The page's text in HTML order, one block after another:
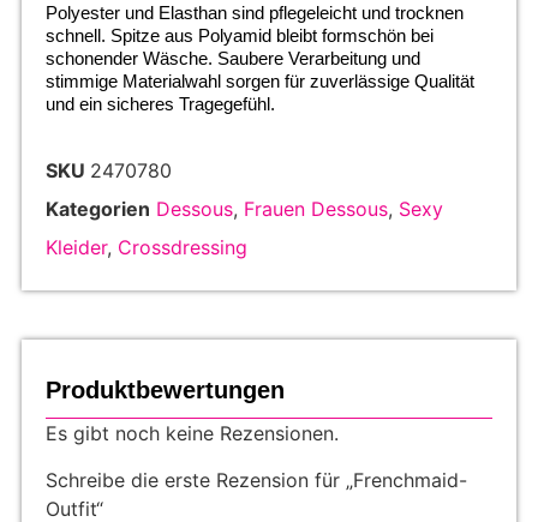
Polyester und Elasthan sind pflegeleicht und trocknen
schnell. Spitze aus Polyamid bleibt formschön bei
schonender Wäsche. Saubere Verarbeitung und
stimmige Materialwahl sorgen für zuverlässige Qualität
und ein sicheres Tragegefühl.
SKU 2470780
Kategorien Dessous, Frauen Dessous, Sexy
Kleider, Crossdressing
Produktbewertungen
Es gibt noch keine Rezensionen.
Schreibe die erste Rezension für „Frenchmaid-
Outfit“